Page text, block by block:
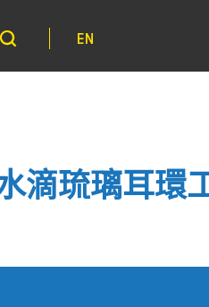
EN
滴琉璃耳環